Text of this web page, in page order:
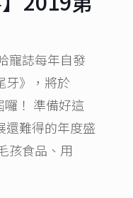
寵誌每年自發
牙》，將於
！ 準備好這
還難得的年度盛
孩食品、用